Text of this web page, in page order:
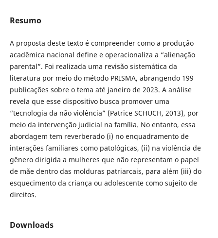
Resumo
A proposta deste texto é compreender como a produção
acadêmica nacional define e operacionaliza a “alienação
parental”. Foi realizada uma revisão sistemática da
literatura por meio do método PRISMA, abrangendo 199
publicações sobre o tema até janeiro de 2023. A análise
revela que esse dispositivo busca promover uma
“tecnologia da não violência” (Patrice SCHUCH, 2013), por
meio da intervenção judicial na família. No entanto, essa
abordagem tem reverberado (i) no enquadramento de
interações familiares como patológicas, (ii) na violência de
gênero dirigida a mulheres que não representam o papel
de mãe dentro das molduras patriarcais, para além (iii) do
esquecimento da criança ou adolescente como sujeito de
direitos.
Downloads